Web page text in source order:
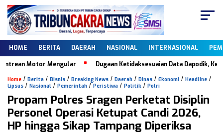
HOME BERITA DAERAH NASIONAL INTERNASIONAL
Motor Mengular Dugaan Ketidaksesuaian Data Dapodik,
Home / Berita / Bisnis / Breaking News / Daerah / Dinas / Ekonomi / Headline /
Lipsus / Nasional / Pemerintah / Peristiwa / Politik / Polri
Propam Polres Sragen Perketat Disiplin
Personel Operasi Ketupat Candi 2026,
HP hingga Sikap Tampang Diperiksa